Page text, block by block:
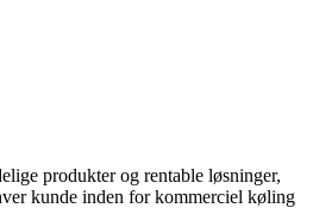
produkter og rentable løsninger,
kunde inden for kommerciel køling